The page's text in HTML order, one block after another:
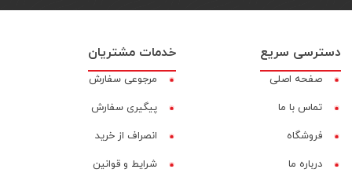
دسترسی سریع
صفحه اصلی
تماس با ما
فروشگاه
درباره ما
خدمات مشتریان
مرجوعی سفارش
پیگیری سفارش
انصراف از خرید
شرایط و قوانین